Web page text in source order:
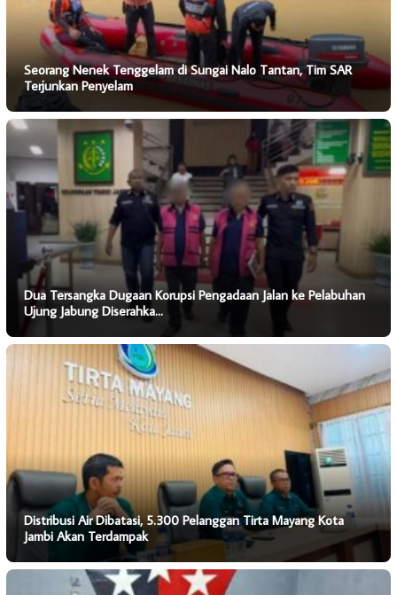
Seorang Nenek Tenggelam di Sungai Nalo Tantan, Tim SAR
Terjunkan Penyelam
Dua Tersangka Dugaan Korupsi Pengadaan Jalan ke Pelabuhan
Ujung Jabung Diserahka…
Distribusi Air Dibatasi, 5.300 Pelanggan Tirta Mayang Kota
Jambi Akan Terdampak